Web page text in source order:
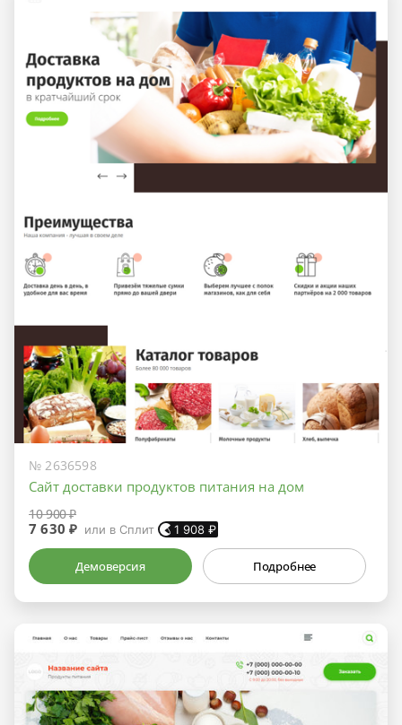
№ 2636598
Сайт доставки продуктов питания на дом
10 900 ₽
7 630 ₽ или в Сплит 1 908 ₽
Демоверсия Подробнее